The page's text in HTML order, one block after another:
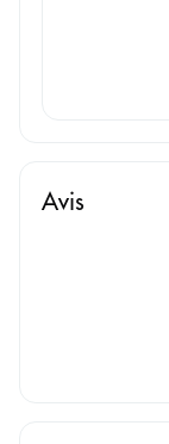
Avis